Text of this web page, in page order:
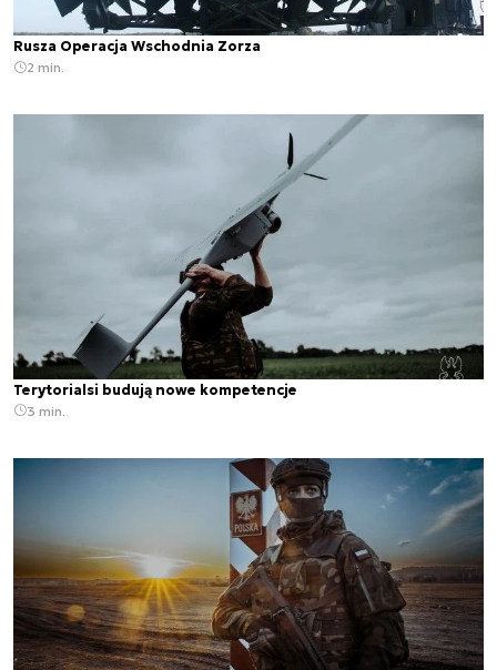
Rusza Operacja Wschodnia Zorza
2 min.
Terytorialsi budują nowe kompetencje
3 min.